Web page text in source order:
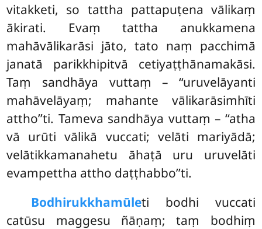
vitakketi, so tattha pattapuṭena vālikaṃ
ākirati. Evaṃ tattha anukkamena
mahāvālikarāsi jāto, tato naṃ pacchimā
janatā parikkhipitvā cetiyaṭṭhānamakāsi.
Taṃ sandhāya vuttaṃ – ‘‘uruvelāyanti
mahāvelāyaṃ; mahante vālikarāsimhīti
attho’’ti. Tameva sandhāya vuttaṃ – ‘‘atha
vā urūti vālikā vuccati; velāti mariyādā;
velātikkamanahetu āhaṭā uru uruvelāti
evampettha attho daṭṭhabbo’’ti.
Bodhirukkhamūleti bodhi vuccati
catūsu maggesu ñāṇaṃ; taṃ bodhiṃ